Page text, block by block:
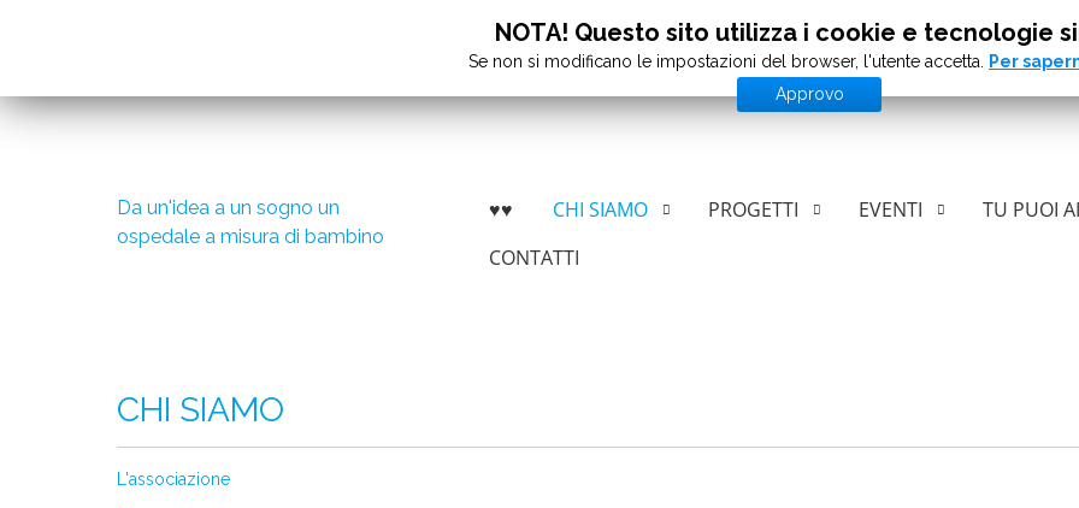
Da un'idea a un sogno un
ospedale a misura di bambino
♥♥ CHI SIAMO PROGETTI EVENTI TU PUOI
CONTATTI
CHI SIAMO
L'associazione
NOTA! Questo sito utilizza i cookie e tecnologie
Se non si modificano le impostazioni del browser, l'utente accetta.
Per
Approvo